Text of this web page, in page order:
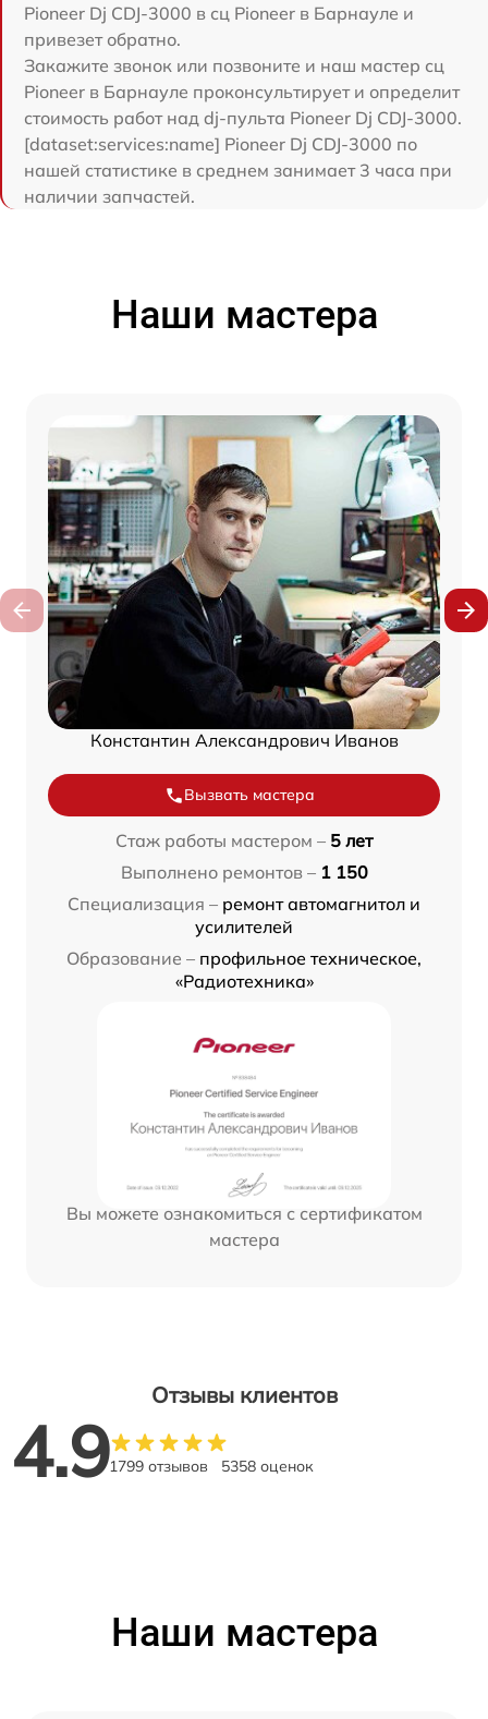
Pioneer Dj CDJ-3000 в сц Pioneer в Барнауле и
привезет обратно.
Закажите звонок или позвоните и наш мастер сц
Pioneer в Барнауле проконсультирует и определит
стоимость работ над dj-пульта Pioneer Dj CDJ-3000.
[dataset:services:name] Pioneer Dj CDJ-3000 по
нашей статистике в среднем занимает 3 часа при
наличии запчастей.
Наши мастера
Константин Александрович Иванов
Вызвать мастера
Стаж работы мастером – 5 лет
Выполнено ремонтов – 1 150
Специализация – ремонт автомагнитол и
усилителей
Образование – профильное техническое,
«Радиотехника»
Вы можете ознакомиться с сертификатом
мастера
Отзывы клиентов
4.91799 отзывов 5358 оценок
Наши мастера